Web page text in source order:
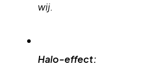
wij.
Halo-effect: